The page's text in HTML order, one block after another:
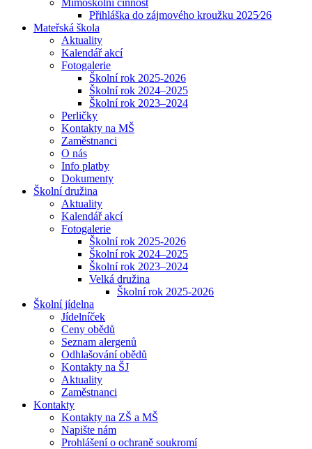
Mimoškolní činnost
Přihláška do zájmového kroužku 2025⁄26
Mateřská škola
Aktuality
Kalendář akcí
Fotogalerie
Školní rok 2025-2026
Školní rok 2024–2025
Školní rok 2023–2024
Perličky
Kontakty na MŠ
Zaměstnanci
O nás
Info platby
Dokumenty
Školní družina
Aktuality
Kalendář akcí
Fotogalerie
Školní rok 2025-2026
Školní rok 2024–2025
Školní rok 2023–2024
Velká družina
Školní rok 2025-2026
Školní jídelna
Jídelníček
Ceny obědů
Seznam alergenů
Odhlašování obědů
Kontakty na ŠJ
Aktuality
Zaměstnanci
Kontakty
Kontakty na ZŠ a MŠ
Napište nám
Prohlášení o ochraně soukromí